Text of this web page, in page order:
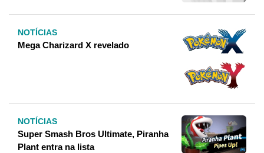
NOTÍCIAS
Mega Charizard X revelado
NOTÍCIAS
Super Smash Bros Ultimate, Piranha
Plant entra na lista